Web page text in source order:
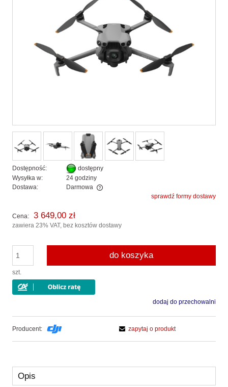
Dostępność:
dostępny
Wysyłka w:
24 godziny
Dostawa:
Darmowa
Cena nie zawiera ewentualnych kosztów płatnościsprawdź formy dostawy
Cena: 3 649,00 zł
zawiera 23% VAT, bez kosztów dostawy
szt.
do koszyka
dodaj do przechowalni
Producent: zapytaj o produkt
Opis